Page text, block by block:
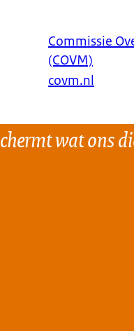
Commissie
(COVM)
covm.nl
wat ons